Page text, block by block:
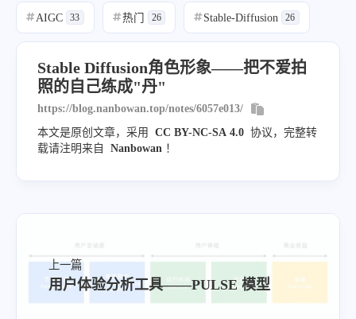
#AIGC 33 #热门 26 #Stable-Diffusion 26
Stable Diffusion角色形象——把不爱拍
照的自己练成"丹"
https://blog.nanbowan.top/notes/6057e013/
本文是原创文章，采用
CC BY-NC-SA 4.0 协议，完整转
载请注明来自
Nanbowan ！
上一篇
用户体验分析工具——PULSE 模型